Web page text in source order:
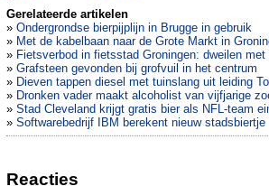
Gerelateerde artikelen
» Ondergrondse bierpijplijn in Brugge in gebruik
» Met de kabelbaan naar de Grote Markt in
» Fietsverbod in fietsstad Groningen: dweilen met
» Grafsteen gevonden bij grofvuil in het centrum
» Dieven tappen diesel met tuinslang uit leiding
» Dronken vader maakt alcoholist van vijfjarige
» Stad Cleveland krijgt gratis bier als NFL-team
» Softwarebedrijf IBM berekent nieuw stadsbiertje
Reacties